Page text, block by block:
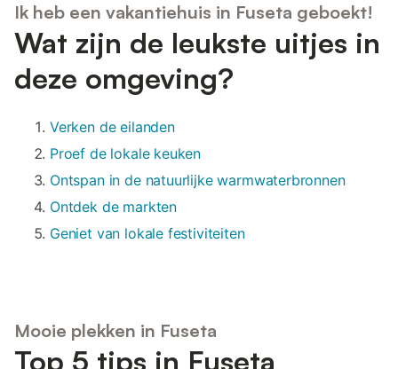
Ik heb een vakantiehuis in Fuseta geboekt!
Wat zijn de leukste uitjes in
deze omgeving?
Verken de eilanden
Proef de lokale keuken
Ontspan in de natuurlijke warmwaterbronnen
Ontdek de markten
Geniet van lokale festiviteiten
Mooie plekken in Fuseta
Top 5 tips in Fuseta